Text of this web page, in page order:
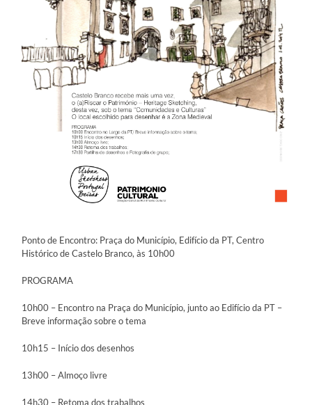
Ponto de Encontro: Praça do Município, Edifício da PT, Centro
Histórico de Castelo Branco, às 10h00
PROGRAMA
10h00 – Encontro na Praça do Município, junto ao Edifício da PT –
Breve informação sobre o tema
10h15 – Início dos desenhos
13h00 – Almoço livre
14h30 – Retoma dos trabalhos